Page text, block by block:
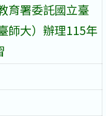
育署委託國立臺
師大）辦理115年